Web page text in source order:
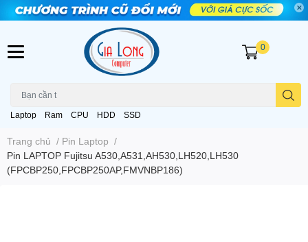
Laptop Ram CPU HDD SSD
0
Trang chủ / Pin Laptop /
Pin LAPTOP Fujitsu A530,A531,AH530,LH520,LH530
(FPCBP250,FPCBP250AP,FMVNBP186)